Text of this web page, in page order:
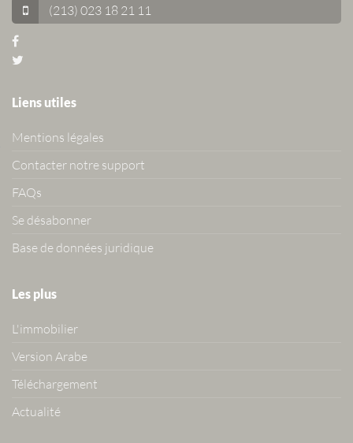
(213) 023 18 21 11
Liens utiles
Mentions légales
Contacter notre support
FAQs
Se désabonner
Base de données juridique
Les plus
L'immobilier
Version Arabe
Téléchargement
Actualité